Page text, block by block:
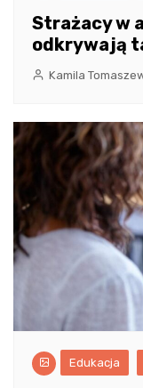
Strażacy w
odkrywają
Kamila
Edukacja